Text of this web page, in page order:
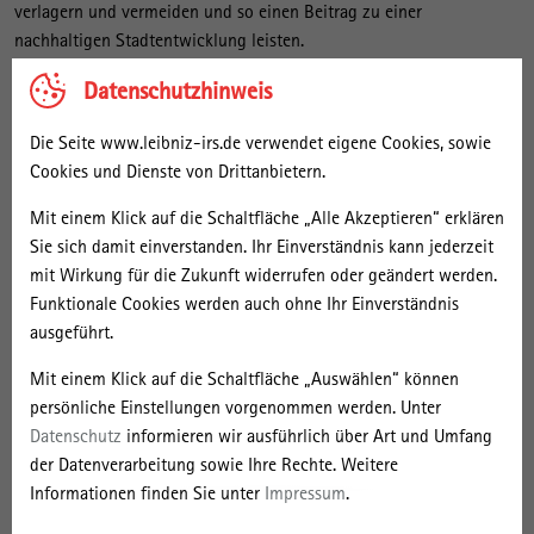
Datenschutzhinweis
Die Seite www.leibniz-irs.de verwendet eigene Cookies, sowie
Cookies und Dienste von Drittanbietern.
Mit einem Klick auf die Schaltfläche „Alle Akzeptieren“ erklären
Sie sich damit einverstanden. Ihr Einverständnis kann jederzeit
mit Wirkung für die Zukunft widerrufen oder geändert werden.
Funktionale Cookies werden auch ohne Ihr Einverständnis
ausgeführt.
Mit einem Klick auf die Schaltfläche „Auswählen“ können
persönliche Einstellungen vorgenommen werden. Unter
Datenschutz informieren wir ausführlich über Art und Umfang
der Datenverarbeitung sowie Ihre Rechte. Weitere
Informationen finden Sie unter Impressum.
verlagern und vermeiden und so einen Beitrag zu einer
nachhaltigen Stadtentwicklung leisten.
Das IRS-Teilprojekt wurde in vier Modulen realisiert. Im ersten
Abwicklung von privaten und geschäftlichen Lieferverkehren und
von bestehenden Initiativen für eine nachhaltige Stadtentwicklung
untersucht. Im Modul „Panel-Wirkungsanalyse“ wurde mittels einer
Panelbefragung von Bewohner/-innen und Gewerbetreibenden auf
der Mierendorff-Insel ermittelt, inwiefern die im Projekt realisierten
neuartigen Logistikangebote soziale Akzeptanz finden. Die
Wiederholungsbefragung nach einem Jahr ermöglicht Rückschlüsse
Verhaltensweisen. Kommunikations- und Partizipationsprozesse
haben eine wichtige Funktion wenn es darum geht, Menschen im
Stadtquartier für nachhaltige Logistiklösungen zu interessieren und
zur Nutzung zu motivieren. Wie eine hohe Akzeptanz und eine
Übersetzung in Alltagspraktiken erreicht werden kann, ist